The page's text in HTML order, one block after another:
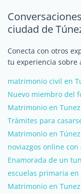
ciudad de
Conecta con otros
tu experiencia sobre
matrimonio civil en
Nuevo miembro del
Matrimonio en
Trámites para
Matrimonio en
noviazgos online
Enamorada de un
escuelas primaria en
Matrimonio en Tunez